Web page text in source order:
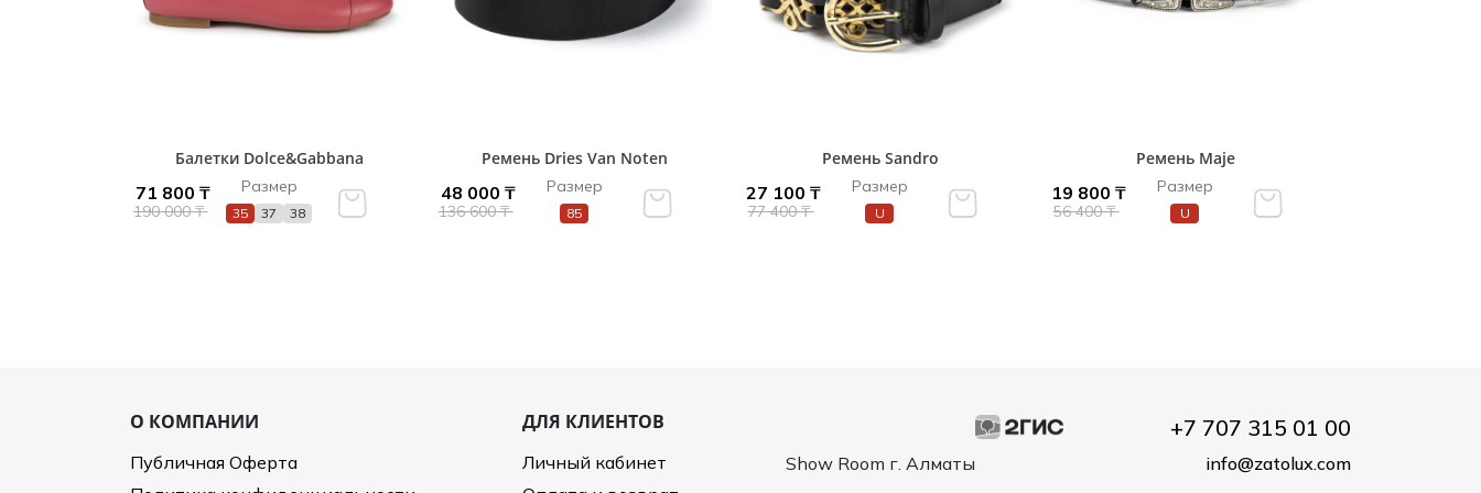
Балетки Dolce&Gabbana
71 800 ₸
190 000 ₸
Размер
35 37 38
Ремень Dries Van Noten
48 000 ₸
136 600 ₸
Размер
85
Ремень Sandro
27 100 ₸
77 400 ₸
Размер
U
Ремень Maje
19 800 ₸
56 400 ₸
Размер
U
О КОМПАНИИ
Публичная Оферта
ДЛЯ КЛИЕНТОВ
Личный кабинет
Show Room г. Алматы
+7 707 315 01 00
info@zatolux.com